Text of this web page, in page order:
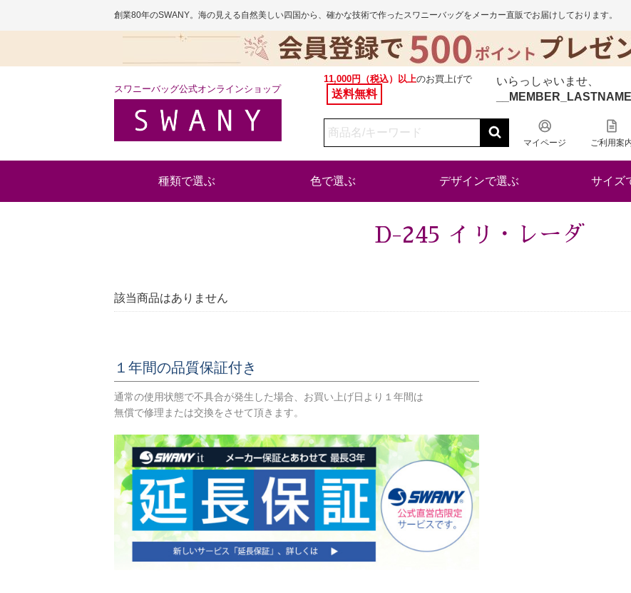
創業80年のSWANY。海の見える自然美しい四国から、確かな技術で作ったスワニーバッグをメーカー直販でお届けしております。
スワニーバッグ公式オンラインショップ
11,000円（税込）以上のお買上げで
送料無料
いらっしゃいませ、
マイページ ご利用案
種類で選ぶ 色で選ぶ デザインで選ぶ サイズ
D-245 イリ・レーダ
該当商品はありません
１年間の品質保証付き
通常の使用状態で不具合が発生した場合、お買い上げ日より１年間は
無償で修理または交換をさせて頂きます。